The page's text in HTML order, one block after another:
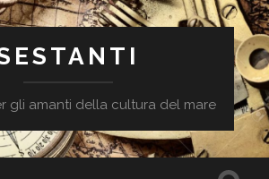
gli amanti della cultura del mare